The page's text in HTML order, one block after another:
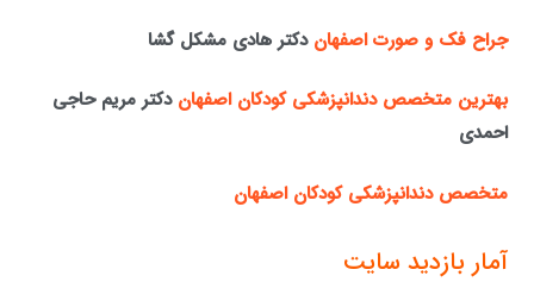
جراح فک و صورت اصفهان دکتر هادی مشکل گشا
بهترین متخصص دندانپزشکی کودکان اصفهان دکتر مریم حاجی
احمدی
متخصص دندانپزشکی کودکان اصفهان
آمار بازدید سایت